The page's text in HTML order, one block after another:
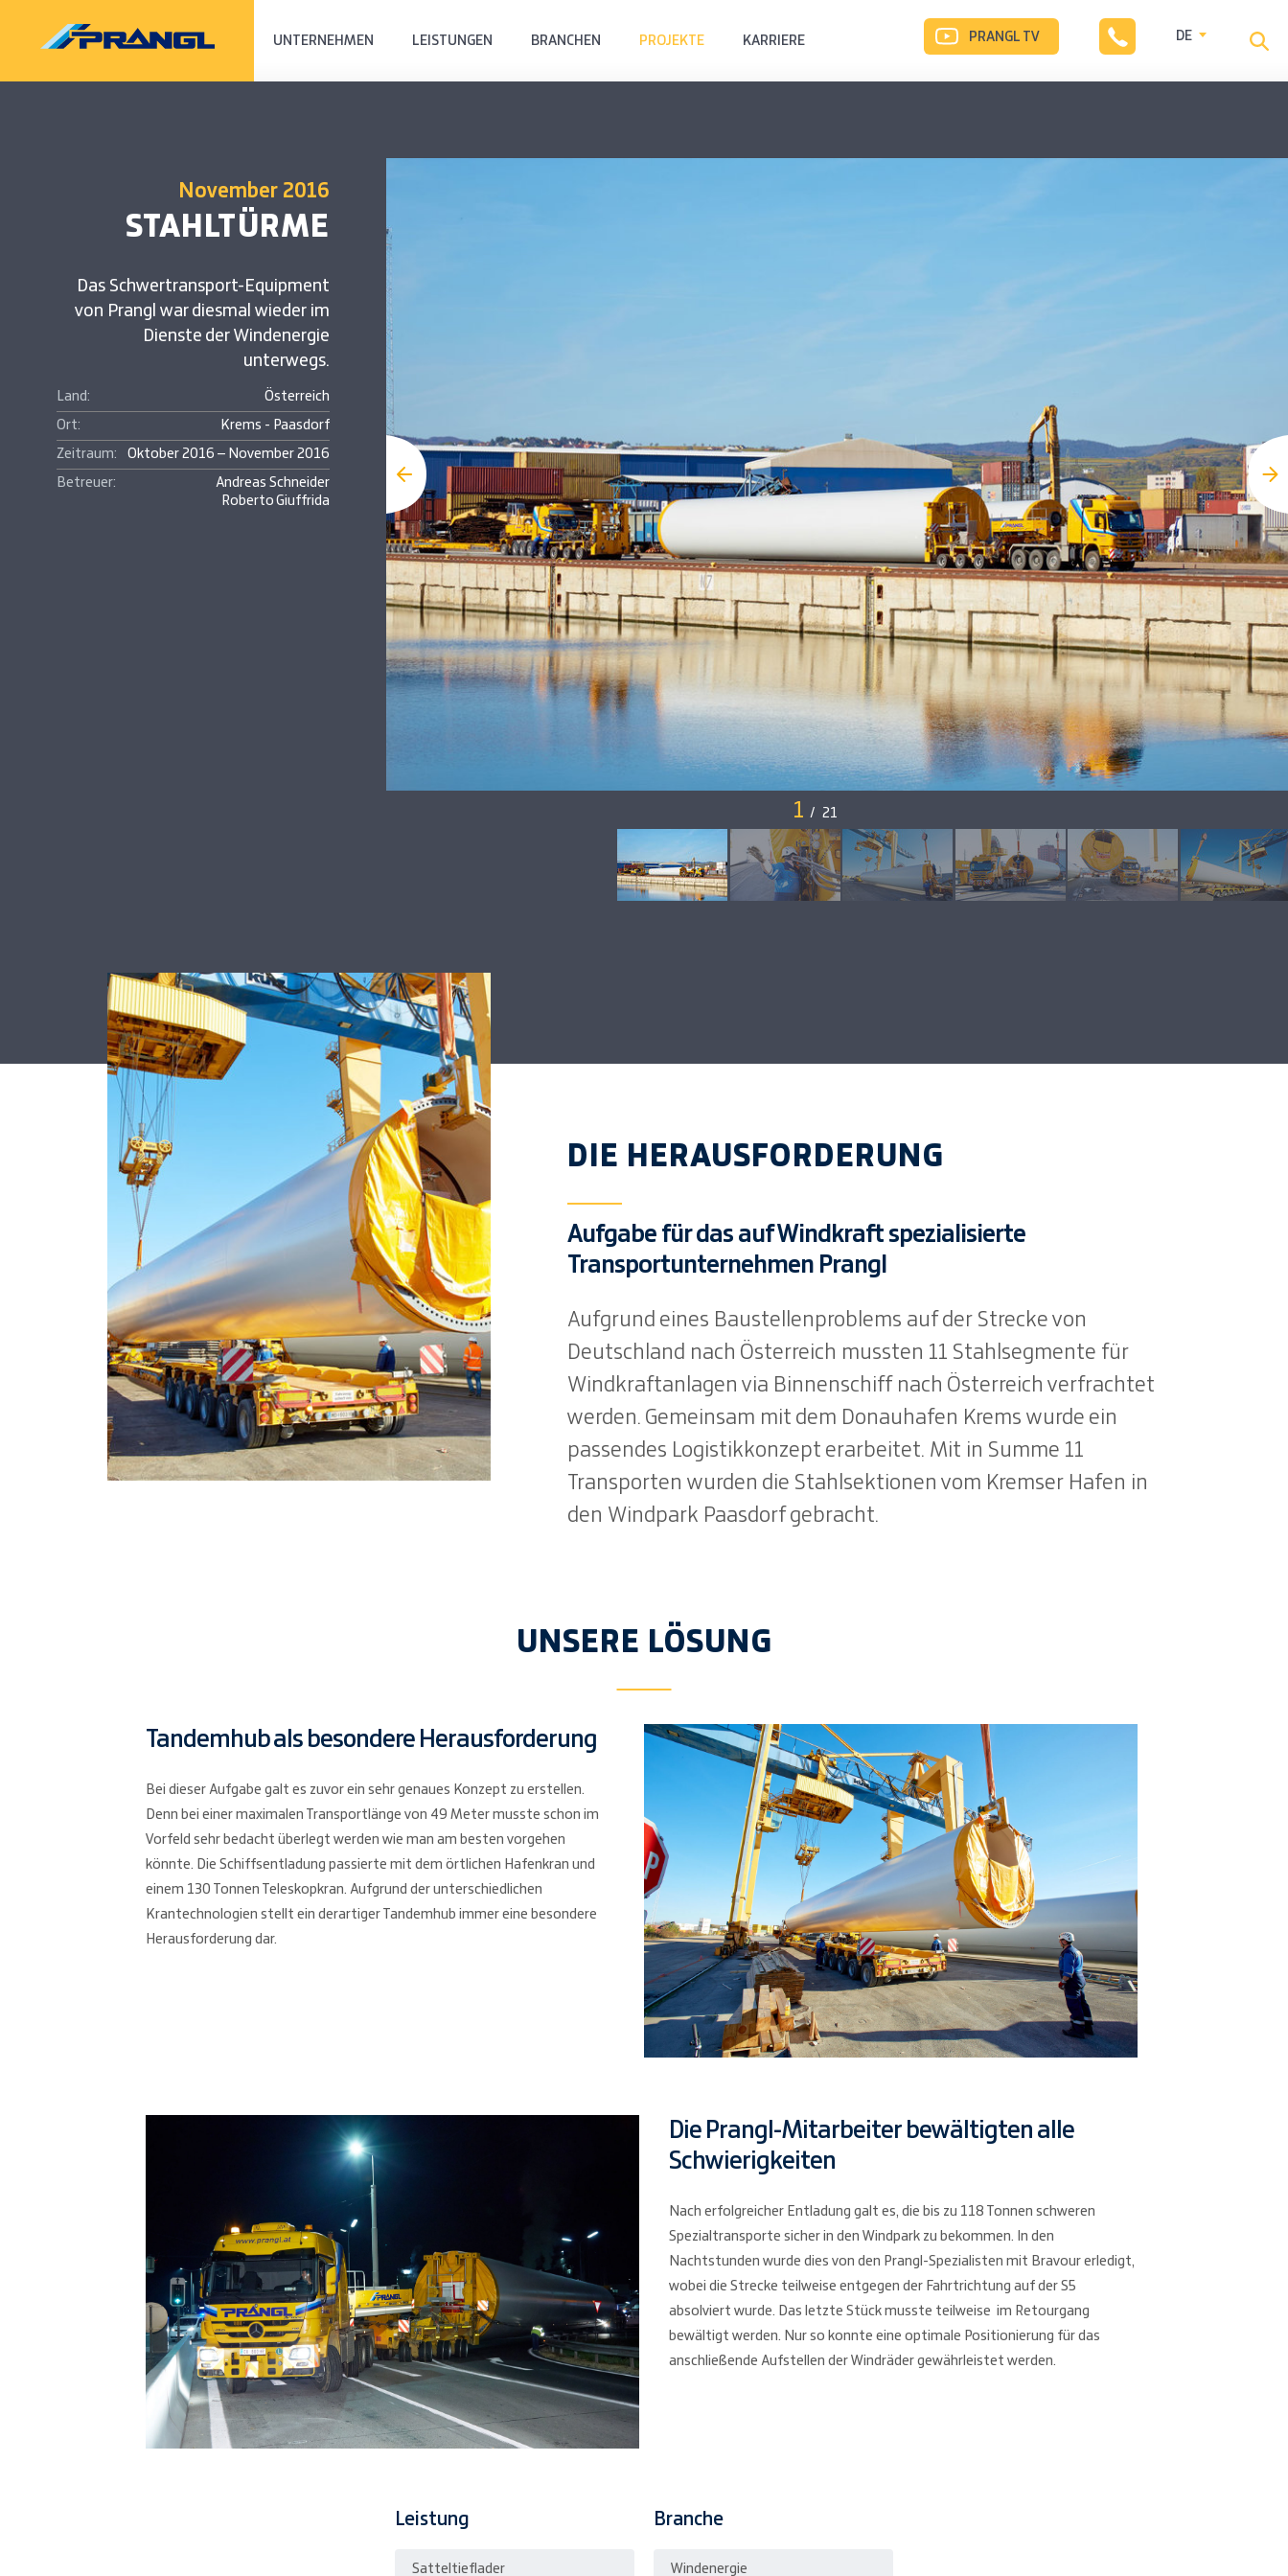
UNTERNEHMEN LEISTUNGEN BRANCHEN PROJEKTE KARRIERE PRANGL TV DE
November 2016
STAHLTÜRME
Das Schwertransport-Equipment
von Prangl war diesmal wieder im
Dienste der Windenergie
unterwegs.
Land:
Österreich
Ort:
Krems - Paasdorf
Zeitraum:
Oktober 2016 – November 2016
Betreuer:
Andreas Schneider
Roberto Giuffrida
1 / 21
DIE HERAUSFORDERUNG
Aufgabe für das auf Windkraft spezialisierte
Transportunternehmen Prangl
Aufgrund eines Baustellenproblems auf der Strecke von
Deutschland nach Österreich mussten 11 Stahlsegmente für
Windkraftanlagen via Binnenschiff nach Österreich verfrachtet
werden. Gemeinsam mit dem Donauhafen Krems wurde ein
passendes Logistikkonzept erarbeitet. Mit in Summe 11
Transporten wurden die Stahlsektionen vom Kremser Hafen in
den Windpark Paasdorf gebracht.
UNSERE LÖSUNG
Tandemhub als besondere Herausforderung
Bei dieser Aufgabe galt es zuvor ein sehr genaues Konzept zu erstellen.
Denn bei einer maximalen Transportlänge von 49 Meter musste schon im
Vorfeld sehr bedacht überlegt werden wie man am besten vorgehen
könnte. Die Schiffsentladung passierte mit dem örtlichen Hafenkran und
einem 130 Tonnen Teleskopkran. Aufgrund der unterschiedlichen
Krantechnologien stellt ein derartiger Tandemhub immer eine besondere
Herausforderung dar.
Die Prangl-Mitarbeiter bewältigten alle
Schwierigkeiten
Nach erfolgreicher Entladung galt es, die bis zu 118 Tonnen schweren
Spezialtransporte sicher in den Windpark zu bekommen. In den
Nachtstunden wurde dies von den Prangl-Spezialisten mit Bravour erledigt,
wobei die Strecke teilweise entgegen der Fahrtrichtung auf der S5
absolviert wurde. Das letzte Stück musste teilweise im Retourgang
bewältigt werden. Nur so konnte eine optimale Positionierung für das
anschließende Aufstellen der Windräder gewährleistet werden.
Leistung
Satteltieflader
Branche
Windenergie